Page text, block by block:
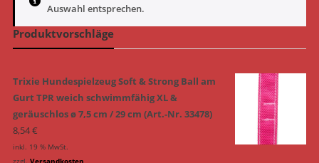
Auswahl entsprechen.
Produktvorschläge
Trixie Hundespielzeug Soft & Strong Ball am
Gurt TPR weich schwimmfähig XL &
geräuschlos ø 7,5 cm / 29 cm (Art.-Nr. 33478)
8,54€
inkl. 19 % MwSt.
zzgl. Versandkosten